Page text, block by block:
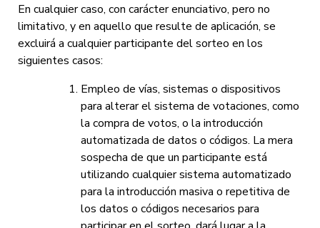
En cualquier caso, con carácter enunciativo, pero no
limitativo, y en aquello que resulte de aplicación, se
excluirá a cualquier participante del sorteo en los
siguientes casos:
Empleo de vías, sistemas o dispositivos
para alterar el sistema de votaciones, como
la compra de votos, o la introducción
automatizada de datos o códigos. La mera
sospecha de que un participante está
utilizando cualquier sistema automatizado
para la introducción masiva o repetitiva de
los datos o códigos necesarios para